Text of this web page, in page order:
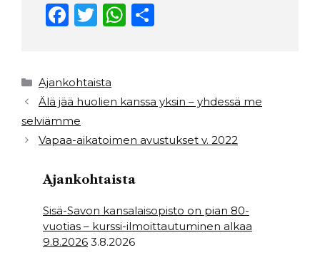
F
e
b
o
o
k
T
t
e
W
A
p
Kategoriat
Ajankohtaista
Älä jää huolien kanssa yksin – yhdessä me
selviämme
Vapaa-aikatoimen avustukset v. 2022
Ajankohtaista
Sisä-Savon kansalaisopisto on pian 80-
vuotias – kurssi-ilmoittautuminen alkaa
9.8.2026 3.8.2026